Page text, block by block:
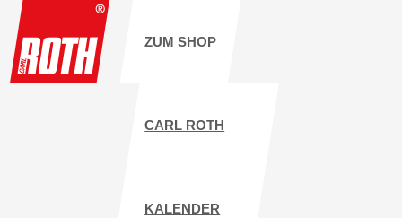
ZUM SHOP
CARL ROTH
KALENDER